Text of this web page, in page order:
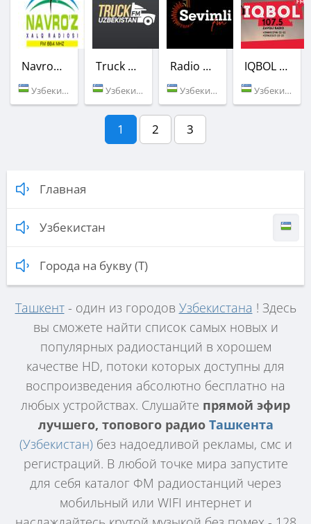
Navroz FM
Узбекистан (88.4 FM)
Truck FM
Узбекистан (Ташкент)
Radio Poytaxt (Sevimli)
Узбекистан (103.5 FM)
IQBOL FM
Узбекистан (107.5 FM)
1 2 3
Главная
Узбекистан
Города на букву (Т)
Ташкент- один из городов Узбекистана ! Здесь
вы сможете найти список самых новых и
популярных радиостанций в хорошем
качестве HD, потоки которых доступны для
воспроизведения абсолютно бесплатно на
любых устройствах. Слушайте прямой эфир
лучшего, топового радио Ташкента
(Узбекистан)без надоедливой рекламы, смс и
регистраций. В любой точке мира запустите
для себя каталог ФМ радиостанций через
мобильный или WIFI интернет и